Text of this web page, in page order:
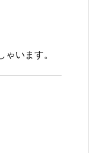
います。